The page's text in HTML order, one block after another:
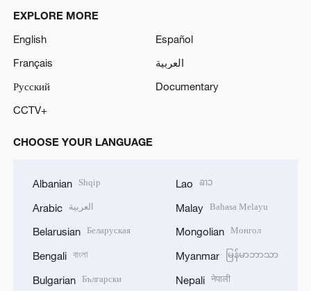
EXPLORE MORE
English
Español
Français
العربية
Русский
Documentary
CCTV+
CHOOSE YOUR LANGUAGE
Albanian Shqip
Arabic العربية
Belarusian Беларуская
Bengali বাংলা
Bulgarian Български
Lao ລາວ
Malay Bahasa Melayu
Mongolian Монгол
Myanmar မြန်မာဘာသာ
Nepali नेपाली